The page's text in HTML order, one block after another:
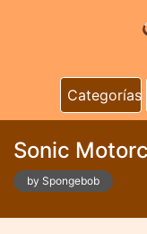
Categorías
Sonic
by Spongebob